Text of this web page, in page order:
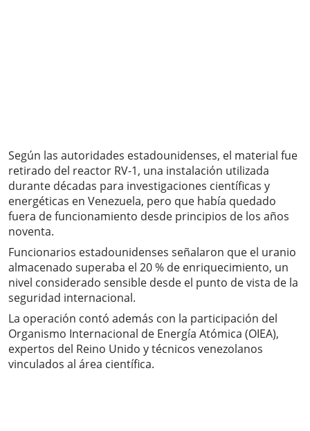
Según las autoridades estadounidenses, el material fue
retirado del reactor RV-1, una instalación utilizada
durante décadas para investigaciones científicas y
energéticas en Venezuela, pero que había quedado
fuera de funcionamiento desde principios de los años
noventa.
Funcionarios estadounidenses señalaron que el uranio
almacenado superaba el 20 % de enriquecimiento, un
nivel considerado sensible desde el punto de vista de la
seguridad internacional.
La operación contó además con la participación del
Organismo Internacional de Energía Atómica (OIEA),
expertos del Reino Unido y técnicos venezolanos
vinculados al área científica.